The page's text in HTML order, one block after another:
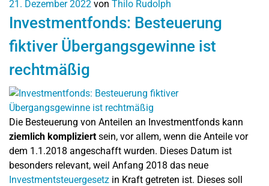
21. Dezember 2022 von Thilo Rudolph
Investmentfonds: Besteuerung
fiktiver Übergangsgewinne ist
rechtmäßig
Die Besteuerung von Anteilen an Investmentfonds kann
ziemlich kompliziertsein, vor allem, wenn die Anteile vor
dem 1.1.2018 angeschafft wurden. Dieses Datum ist
besonders relevant, weil Anfang 2018 das neue
Investmentsteuergesetz in Kraft getreten ist. Dieses soll